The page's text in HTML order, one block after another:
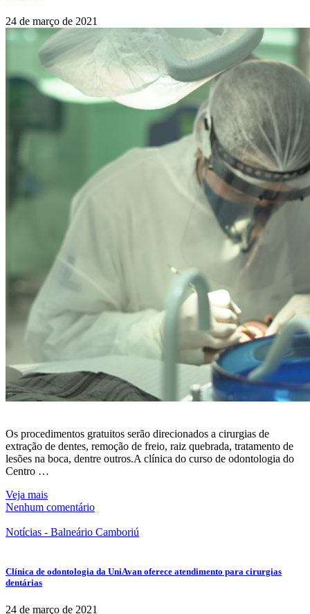
24 de março de 2021
Os procedimentos gratuitos serão direcionados a cirurgias de
extração de dentes, remoção de freio, raiz quebrada, tratamento de
lesões na boca, dentre outros.A clínica do curso de odontologia do
Centro …
Veja mais
Nenhum comentário
Notícias - Balneário Camboriú
Clínica de odontologia da UniAvan oferece atendimento para cirurgias
dentárias
24 de março de 2021